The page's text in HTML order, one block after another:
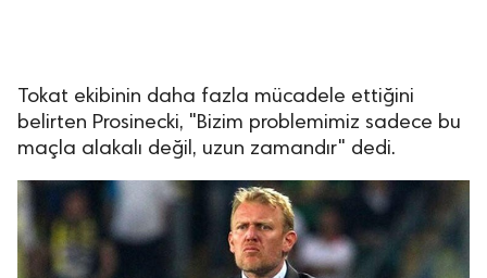
Tokat ekibinin daha fazla mücadele ettiğini
belirten Prosinecki, "Bizim problemimiz sadece bu
maçla alakalı değil, uzun zamandır" dedi.